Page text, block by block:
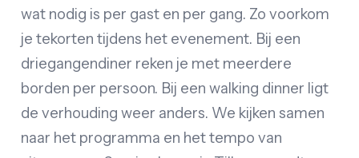
wat nodig is per gast en per gang. Zo voorkom
je tekorten tijdens het evenement. Bij een
driegangendiner reken je met meerdere
borden per persoon. Bij een walking dinner ligt
de verhouding weer anders. We kijken samen
naar het programma en het tempo van